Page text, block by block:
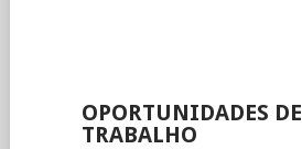
OPORTUNIDADES DE
TRABALHO